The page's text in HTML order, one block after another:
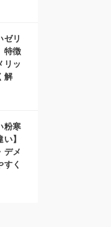
ゼリ
特徴
リッ
解
粉寒
】
デメ
すく